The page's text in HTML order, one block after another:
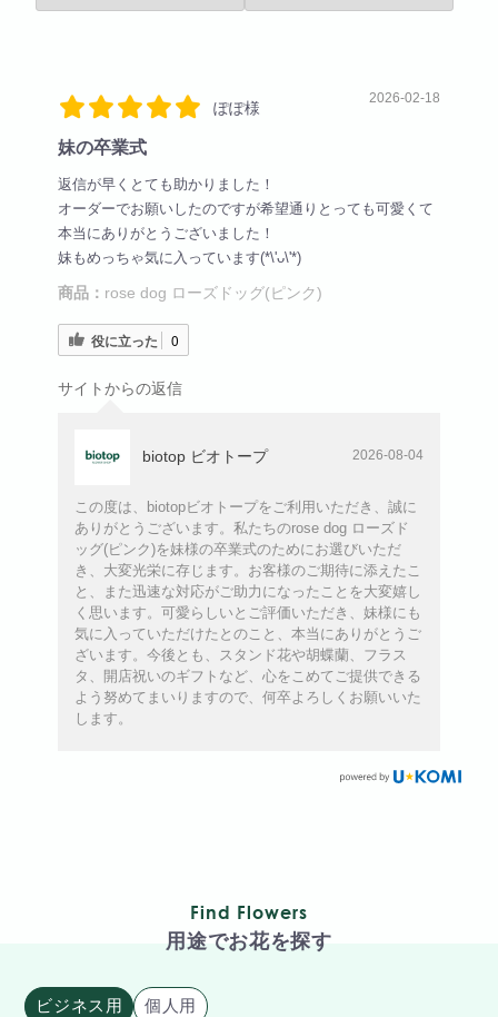
ぽぽ様
2026-02-18
妹の卒業式
返信が早くとても助かりました！
オーダーでお願いしたのですが希望通りとっても可愛くて
本当にありがとうございました！
妹もめっちゃ気に入っています(*\'ᴗ\'*)
商品： rose dog ローズドッグ(ピンク)
役に立った 0
サイトからの返信
biotop ビオトープ 2026-08-04
この度は、biotopビオトープをご利用いただき、誠に
ありがとうございます。私たちのrose dog ローズド
ッグ(ピンク)を妹様の卒業式のためにお選びいただ
き、大変光栄に存じます。お客様のご期待に添えたこ
と、また迅速な対応がご助力になったことを大変嬉し
く思います。可愛らしいとご評価いただき、妹様にも
気に入っていただけたとのこと、本当にありがとうご
ざいます。今後とも、スタンド花や胡蝶蘭、フラス
タ、開店祝いのギフトなど、心をこめてご提供できる
よう努めてまいりますので、何卒よろしくお願いいた
します。
Find Flowers
用途でお花を探す
ビジネス用 個人用